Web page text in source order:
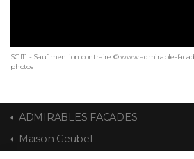
SGI11 - Sauf mention contraire © www.admirable-
photos
ADMIRABLES FACADES
Maison Geubel